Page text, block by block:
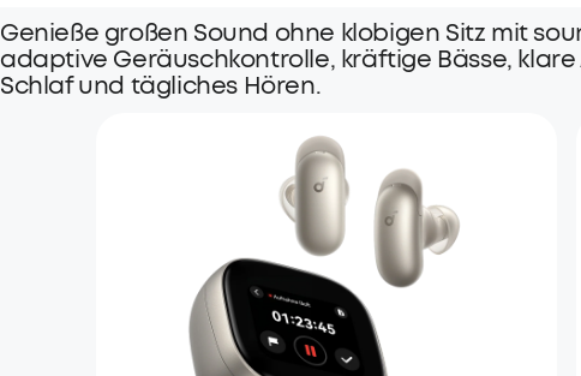
Genieße großen Sound ohne klobigen Sitz mit
adaptive Geräuschkontrolle, kräftige Bässe,
Schlaf und tägliches Hören.